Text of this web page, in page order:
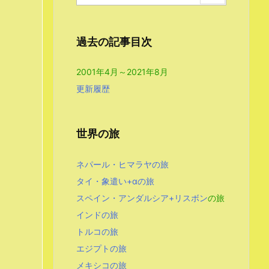
過去の記事目次
2001年4月～2021年8月
更新履歴
世界の旅
ネパール・ヒマラヤの旅
タイ・象遣い+αの旅
スペイン・アンダルシア+リスボンの旅
インドの旅
トルコの旅
エジプトの旅
メキシコの旅